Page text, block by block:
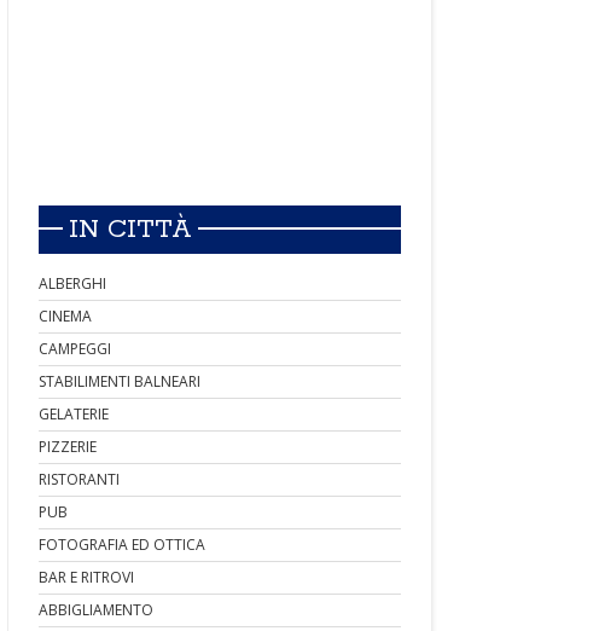
IN CITTÀ
ALBERGHI
CINEMA
CAMPEGGI
STABILIMENTI BALNEARI
GELATERIE
PIZZERIE
RISTORANTI
PUB
FOTOGRAFIA ED OTTICA
BAR E RITROVI
ABBIGLIAMENTO